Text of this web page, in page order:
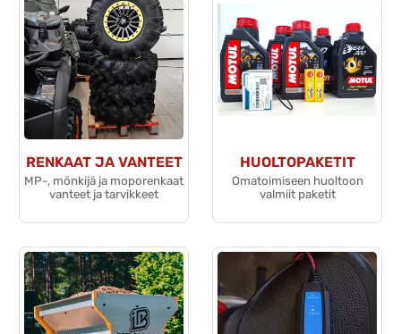
RENKAAT JA VANTEET
MP-, mönkijä ja moporenkaat
vanteet ja tarvikkeet
HUOLTOPAKETIT
Omatoimiseen huoltoon
valmiit paketit